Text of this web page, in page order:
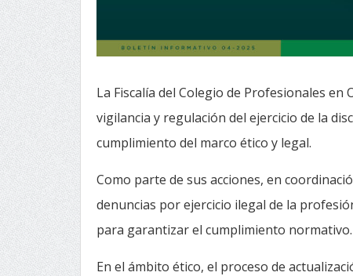
La Fiscalía del Colegio de Profesionales
vigilancia y regulación del ejercicio de la
cumplimiento del marco ético y legal.
Como parte de sus acciones, en
denuncias por ejercicio ilegal de la
para garantizar el cumplimiento normativo.
En el ámbito ético, el proceso de